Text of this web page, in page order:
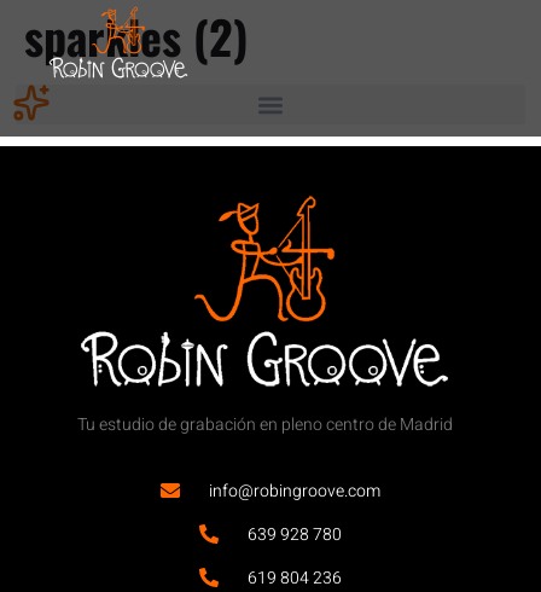
sparkles (2)
Tu estudio de grabación en pleno centro de Madrid
info@robingroove.com
639 928 780
619 804 236